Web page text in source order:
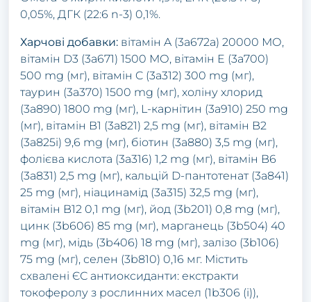
0,05%, ДГК (22:6 n-3) 0,1%.
Харчові добавки: вітамін A (3a672a) 20000 МО,
вітамін D3 (3a671) 1500 МО, вітамін E (3a700)
500 mg (мг), вітамін C (3a312) 300 mg (мг),
таурин (3a370) 1500 mg (мг), холіну хлорид
(3a890) 1800 mg (мг), L-карнітин (3a910) 250 mg
(мг), вітамін B1 (3a821) 2,5 mg (мг), вітамін B2
(3a825i) 9,6 mg (мг), біотин (3a880) 3,5 mg (мг),
фолієва кислота (3a316) 1,2 mg (мг), вітамін B6
(3a831) 2,5 mg (мг), кальцій D-пантотенат (3a841)
25 mg (мг), ніацинамід (3a315) 32,5 mg (мг),
вітамін B12 0,1 mg (мг), йод (3b201) 0,8 mg (мг),
цинк (3b606) 85 mg (мг), марганець (3b504) 40
mg (мг), мідь (3b406) 18 mg (мг), залізо (3b106)
75 mg (мг), селен (3b810) 0,16 мг. Містить
схвалені ЄС антиоксиданти: екстракти
токоферолу з рослинних масел (1b306 (i)),